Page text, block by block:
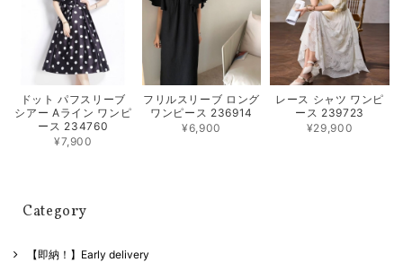
ドット パフスリーブ
シアー Aライン ワンピ
ース 234760
¥7,900
フリルスリーブ ロング
ワンピース 236914
¥6,900
レース シャツ ワンピ
ース 239723
¥29,900
Category
【即納！】Early delivery